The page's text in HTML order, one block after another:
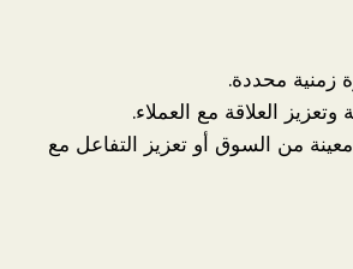
زمنية محددة.
وتعزيز العلاقة مع العملاء.
من السوق أو تعزيز التفاعل مع